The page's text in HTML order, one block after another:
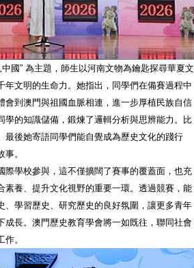
國” 為主題，師生以河南文物為鑰匙探尋華夏文
年文明的生命力。她指出，同學們在備賽過程中
會到澳門與祖國血脈相連，進一步厚植民族自信
學的知識儲備，鍛煉了邏輯分析與思辨能力。比
最後她寄語同學們能自覺成為歷史文化的踐行
。
際學校參與，這不僅擴闊了賽事的覆蓋面，也充
素養、提升文化視野的重要一環。透過競賽，能
、學習歷史、研究歷史的良好氛圍，讓更多青年
成長。澳門歷史教育學會將一如既往，聯同社會
。